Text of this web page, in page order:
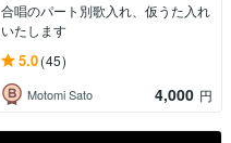
合唱のパート別歌入れ、仮うた入れ
いたします
5.0(45)
Motomi Sato 4,000 円